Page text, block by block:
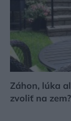
Záhon, lúka
zvoliť na zem?